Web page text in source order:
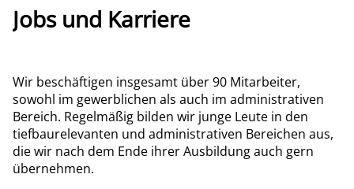
Jobs und Karriere
Wir beschäftigen insgesamt über 90 Mitarbeiter,
sowohl im gewerblichen als auch im administrativen
Bereich. Regelmäßig bilden wir junge Leute in den
tiefbaurelevanten und administrativen Bereichen aus,
die wir nach dem Ende ihrer Ausbildung auch gern
übernehmen.